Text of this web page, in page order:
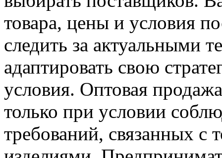
товара, цены и условия
следить за актуальными
адаптировать свою
условия. Оптовая
только при условии
требований, связанных с